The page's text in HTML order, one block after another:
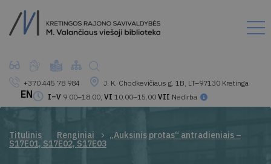
+370 445 78 984
J. K. Chodkevičiaus g. 1B, LT–97130 Kretinga
I–V 9.00–18.00, VI 10.00–15.00 VII Nedirba
EN
Titulinis Renginiai „Auksinis protas“ antradieniais –
S17E01, S17E02, S17E03